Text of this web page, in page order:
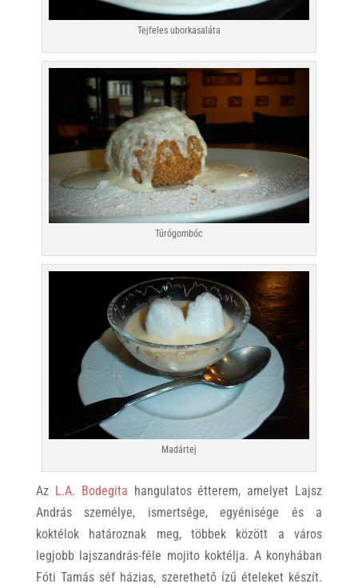
Tejfeles uborkasaláta
Túrógombóc
Madártej
Az L.A. Bodegita hangulatos étterem, amelyet Lajsz
András személye, ismertsége, egyénisége és a
koktélok határoznak meg, többek között a város
legjobb lajszandrás-féle mojito koktélja. A konyhában
Fóti Tamás séf házias, szerethető ízű ételeket készít.